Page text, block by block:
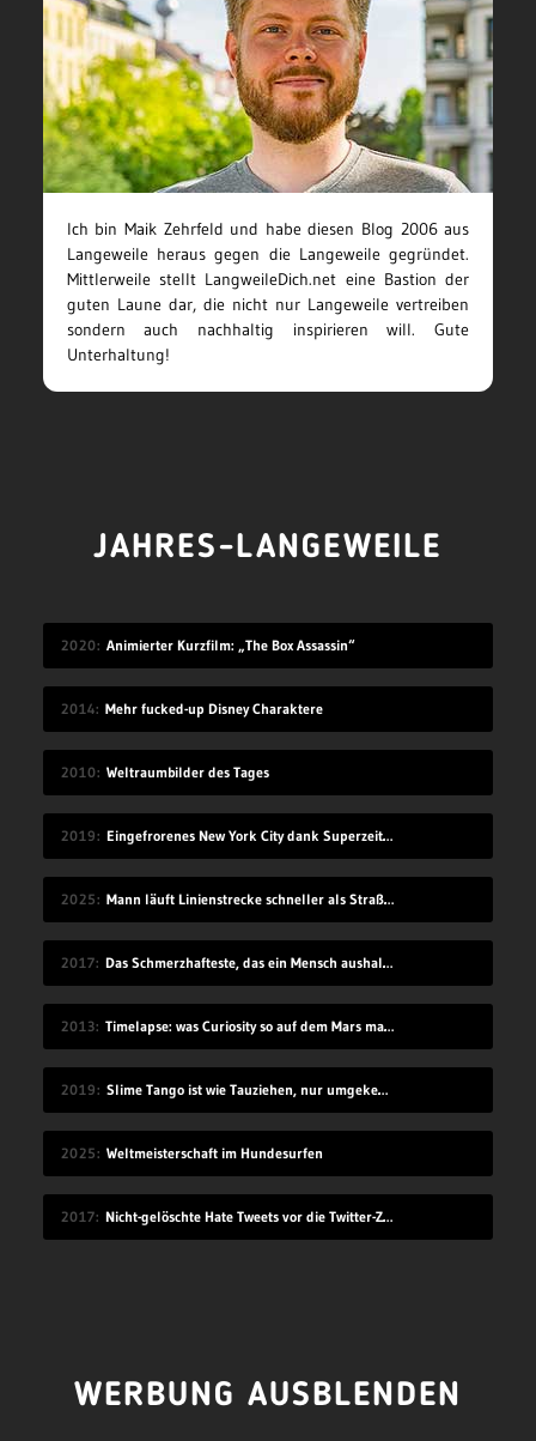
Ich bin Maik Zehrfeld und habe diesen Blog 2006 aus
Langeweile heraus gegen die Langeweile gegründet.
Mittlerweile stellt LangweileDich.net eine Bastion der
guten Laune dar, die nicht nur Langeweile vertreiben
sondern auch nachhaltig inspirieren will. Gute
Unterhaltung!
JAHRES-LANGEWEILE
2020 Animierter Kurzfilm: „The Box Assassin“
2014 Mehr fucked-up Disney Charaktere
2010 Weltraumbilder des Tages
2019 Eingefrorenes New York City dank Superzeitlupe
2025 Mann läuft Linienstrecke schneller als Straßenbahn
2017 Das Schmerzhafteste, das ein Mensch aushalten kann
2013 Timelapse: was Curiosity so auf dem Mars macht
2019 Slime Tango ist wie Tauziehen, nur umgekehrt
2025 Weltmeisterschaft im Hundesurfen
2017 Nicht-gelöschte Hate Tweets vor die Twitter-Zentrale gesprüht
WERBUNG AUSBLENDEN